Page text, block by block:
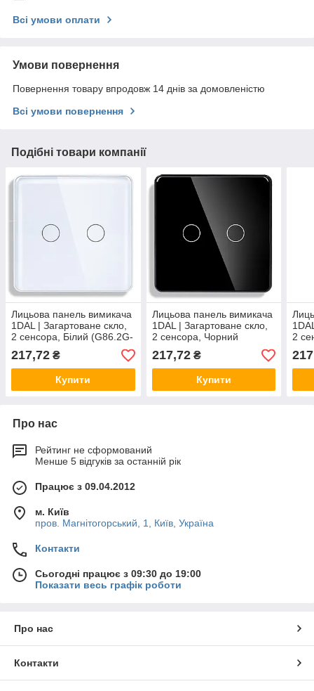
Всі умови оплати
Умови повернення
Повернення товару впродовж 14 днів за домовленістю
Всі умови повернення
Подібні товари компанії
Лицьова панель вимикача
1DAL | Загартоване скло,
2 сенсора, Білий (G86.2G-
2.5D.WT)
217,72 ₴
Купити
Лицьова панель вимикача
1DAL | Загартоване скло,
2 сенсора, Чорний
(G86.2G-2.5D.BL)
217,72₴
Купити
2
Про нас
Рейтинг не сформований
Менше 5 відгуків за останній рік
Працює з 09.04.2012
м. Київ
пров. Магнітогорський, 1, Київ, Україна
Контакти
Сьогодні працює з 09:30 до 19:00
Показати весь графік роботи
Про нас
Контакти